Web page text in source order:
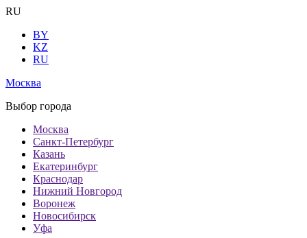
RU
BY
KZ
RU
Москва
Выбор города
Москва
Санкт-Петербург
Казань
Екатеринбург
Краснодар
Нижний Новгород
Воронеж
Новосибирск
Уфа